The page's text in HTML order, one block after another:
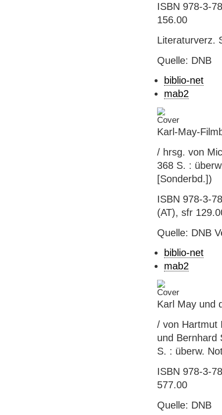
ISBN 978-3-
156.00
Literaturverz.
Quelle: DNB
biblio-net
mab2
Karl-May-
/ hrsg. von
368 S. :
[Sonderbd.])
ISBN 978-3-
(AT), sfr
Quelle: DNB
biblio-net
mab2
Karl May und
/ von Hartmut
und Bernhard
S. : überw.
ISBN 978-3-
577.00
Quelle: DNB